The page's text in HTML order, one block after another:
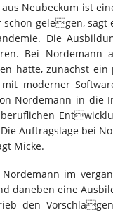
Neubeckum ist
gelegen,
Die
Bei Nordemann
hatte, zunächst
moderner
Nordemann in
Auftragslage bei
Micke.
im
daneben eine
den